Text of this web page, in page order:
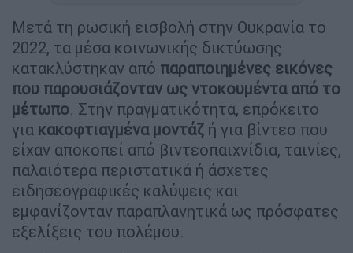
Μετά τη ρωσική εισβολή στην Ουκρανία το
2022, τα μέσα κοινωνικής δικτύωσης
κατακλύστηκαν από παραποιημένες εικόνες
που παρουσιάζονταν ως ντοκουμέντα από το
μέτωπο. Στην πραγματικότητα, επρόκειτο
για κακοφτιαγμένα μοντάζ ή για βίντεο που
είχαν αποκοπεί από βιντεοπαιχνίδια, ταινίες,
παλαιότερα περιστατικά ή άσχετες
ειδησεογραφικές καλύψεις και
εμφανίζονταν παραπλανητικά ως πρόσφατες
εξελίξεις του πολέμου.